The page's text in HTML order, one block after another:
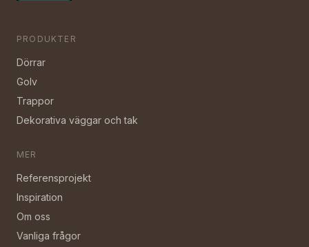
PRODUKTER
Dörrar
Golv
Trappor
Dekorativa väggar och tak
MER
Referensprojekt
Inspiration
Om oss
Vanliga frågor